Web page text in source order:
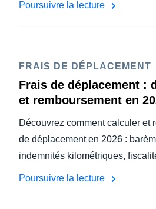
Poursuivre la lecture
FRAIS DE DÉPLACEMENT
Frais de déplacement :
et remboursement en
Découvrez comment calculer et
de déplacement en 2026 :
indemnités kilométriques,
Poursuivre la lecture